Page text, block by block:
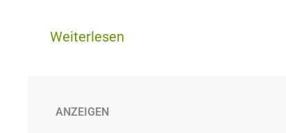
Weiterlesen
ANZEIGEN